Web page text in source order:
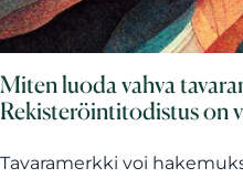
Miten luoda vahva
Rekisteröintitodistus on
Tavaramerkki voi